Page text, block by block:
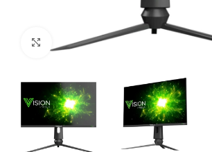
Click to enlarge